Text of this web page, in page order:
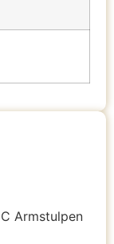
Armstulpen